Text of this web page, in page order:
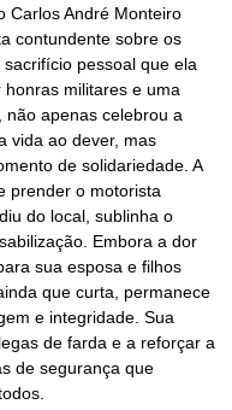
Carlos André Monteiro
contundente sobre os
pessoal que ela
militares e uma
apenas celebrou a
vida ao dever, mas
de solidariedade. A
prender o motorista
do local, sublinha o
Embora a dor
sua esposa e filhos
que curta, permanece
e integridade. Sua
de farda e a reforçar a
de segurança que